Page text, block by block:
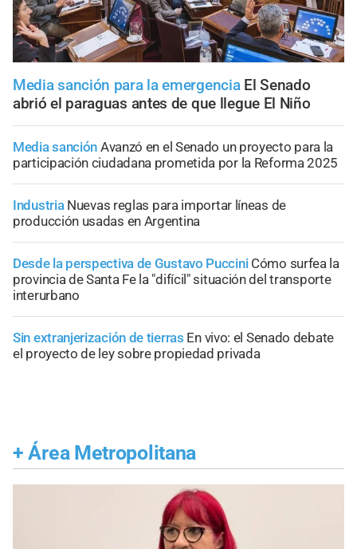
Media sanción para la emergencia El Senado
abrió el paraguas antes de que llegue El Niño
Media sanción Avanzó en el Senado un proyecto para la
participación ciudadana prometida por la Reforma 2025
Industria Nuevas reglas para importar líneas de
producción usadas en Argentina
Desde la perspectiva de Gustavo Puccini Cómo surfea la
provincia de Santa Fe la "difícil" situación del transporte
interurbano
Sin extranjerización de tierras En vivo: el Senado debate
el proyecto de ley sobre propiedad privada
+ Área Metropolitana